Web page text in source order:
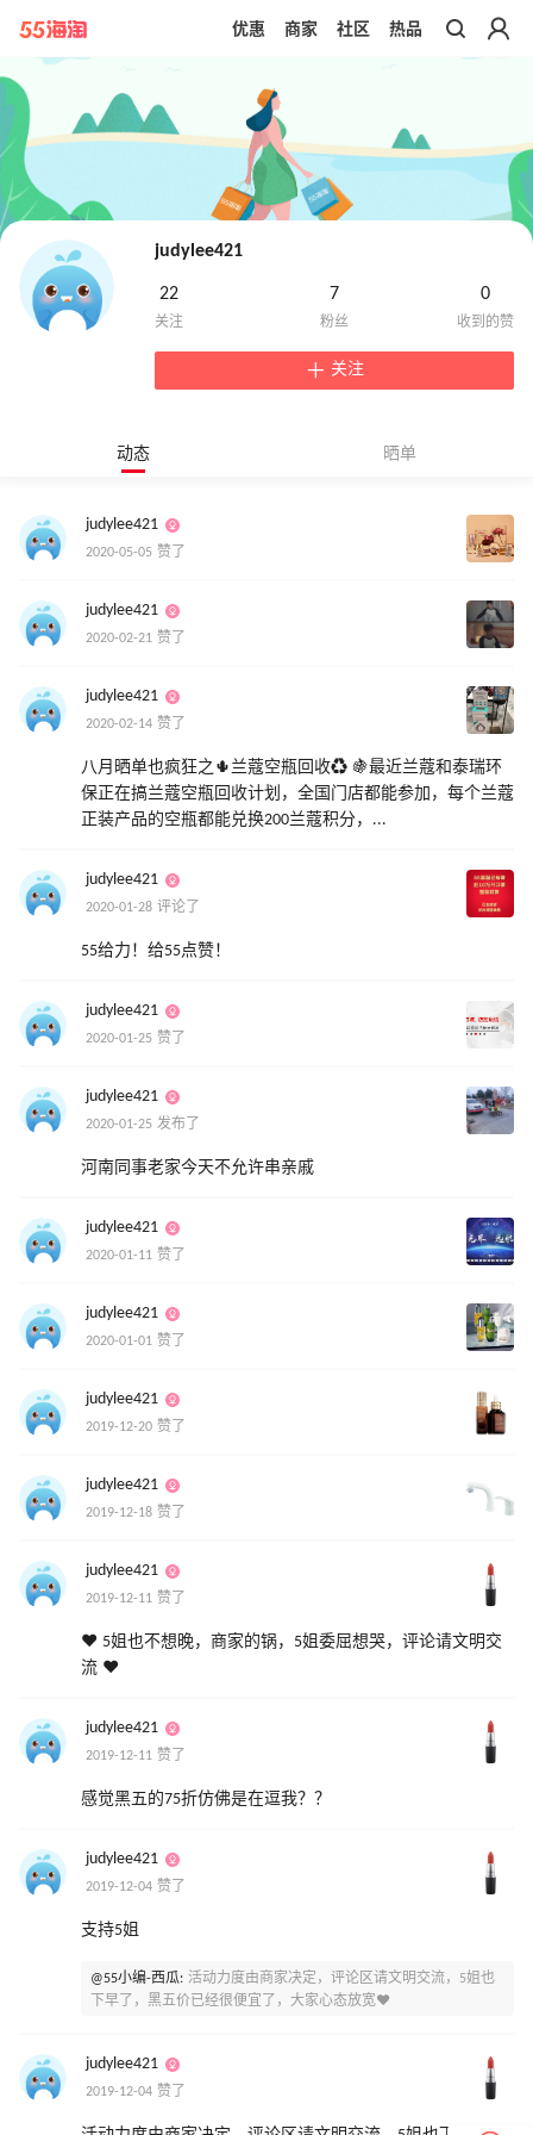
带你去官网买正品
优惠 商家 社区 热品
judylee421
22 7 0
关注
动态 晒单
judylee421
2020-05-05 赞了
judylee421
2020-02-21 赞了
judylee421
2020-02-14 赞了
八月晒单也疯狂之🌵兰蔻空瓶回收♻️ 🍇最近兰蔻和泰瑞环
保正在搞兰蔻空瓶回收计划，全国门店都能参加，每个兰蔻
正装产品的空瓶都能兑换200兰蔻积分，...
judylee421
2020-01-28 评论了
55给力！给55点赞！
judylee421
2020-01-25 赞了
judylee421
2020-01-25 发布了
河南同事老家今天不允许串亲戚
judylee421
2020-01-11 赞了
judylee421
2020-01-01 赞了
judylee421
2019-12-20 赞了
judylee421
2019-12-18 赞了
judylee421
2019-12-11 赞了
❤ 5姐也不想晚，商家的锅，5姐委屈想哭，评论请文明交
流 ❤
judylee421
2019-12-11 赞了
感觉黑五的75折仿佛是在逗我？？
judylee421
2019-12-04 赞了
支持5姐
@55小编-西瓜: 活动力度由商家决定，评论区请文明交流，5姐也
下早了，黑五价已经很便宜了，大家心态放宽❤
judylee421
2019-12-04 赞了